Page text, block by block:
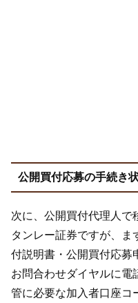
公開買付応募の手続き
次に、公開買付代理人で
タンレー証券ですが、ま
付説明書・公開買付応募
お問合わせダイヤルに電
管に必要な加入者口座コ